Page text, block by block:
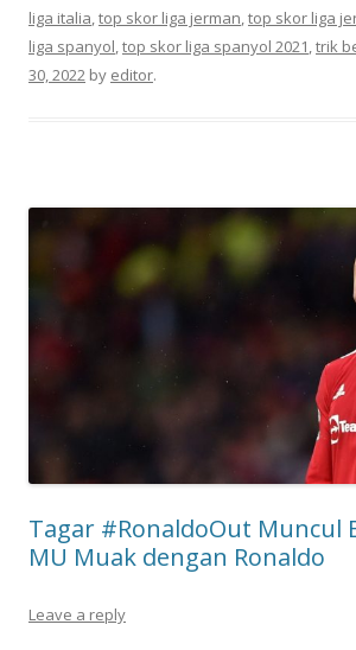
liga italia,top skor liga jerman,top skor liga
liga spanyol,top skor liga spanyol 2021,trik
30, 2022 by editor.
Tagar #RonaldoOut Muncul
MU Muak dengan Ronaldo
Leave a reply